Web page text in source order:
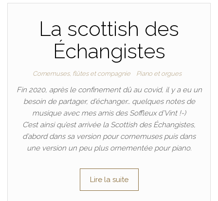
La scottish des
Échangistes
Cornemuses, flûtes et compagnie Piano et orgues
Fin 2020, après le confinement dû au covid, il y a eu un
besoin de partager, d’échanger… quelques notes de
musique avec mes amis des Soffleux d’Vint !-)
C’est ainsi qu’est arrivée la Scottish des Échangistes,
d’abord dans sa version pour cornemuses puis dans
une version un peu plus ornementée pour piano.
Lire la suite